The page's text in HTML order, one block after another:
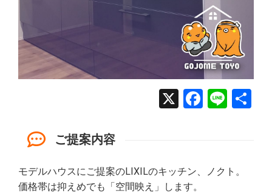
X Line
ご提案内容
モデルハウスにご提案のLIXILのキッチン、ノクト。
価格帯は抑えめでも「空間映え」します。